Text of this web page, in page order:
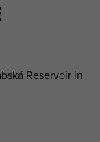
Reservoir in